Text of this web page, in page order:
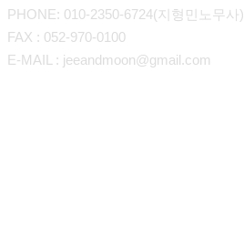
PHONE: 010-2350-6724(지형민노무사)
FAX : 052-970-0100
E-MAIL : jeeandmoon@gmail.com